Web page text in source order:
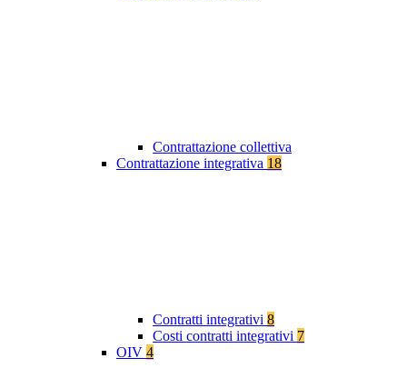
Contrattazione collettiva
Contrattazione integrativa 18
Contratti integrativi 8
Costi contratti integrativi 7
OIV 4